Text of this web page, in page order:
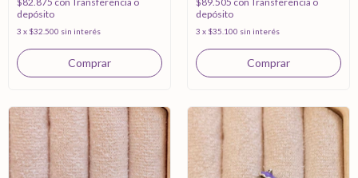
depósito
3 x $32.500 sin interés
depósito
3 x $35.100 sin interés